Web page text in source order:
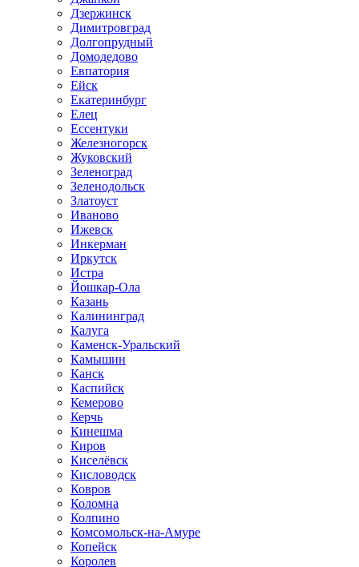
Дзержинск
Димитровград
Долгопрудный
Домодедово
Евпатория
Ейск
Екатеринбург
Елец
Ессентуки
Железногорск
Жуковский
Зеленоград
Зеленодольск
Златоуст
Иваново
Ижевск
Инкерман
Иркутск
Истра
Йошкар-Ола
Казань
Калининград
Калуга
Каменск-Уральский
Камышин
Канск
Каспийск
Кемерово
Керчь
Кинешма
Киров
Киселёвск
Кисловодск
Ковров
Коломна
Колпино
Комсомольск-на-Амуре
Копейск
Королев